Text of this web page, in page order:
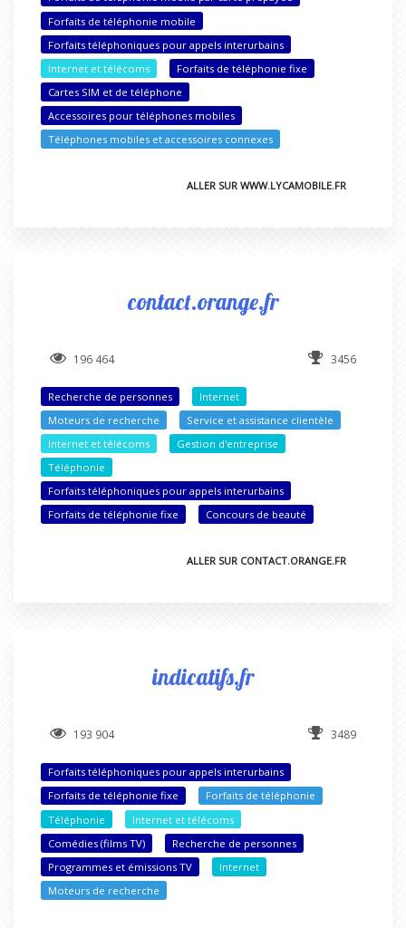
Forfaits de téléphonie mobile
Forfaits téléphoniques pour appels interurbains
Internet et télécoms
Forfaits de téléphonie fixe
Cartes SIM et de téléphone
Accessoires pour téléphones mobiles
Téléphones mobiles et accessoires connexes
ALLER SUR WWW.LYCAMOBILE.FR
contact.orange.fr
196 464 3456
Recherche de personnes
Internet
Moteurs de recherche
Service et assistance clientèle
Internet et télécoms
Gestion d'entreprise
Téléphonie
Forfaits téléphoniques pour appels interurbains
Forfaits de téléphonie fixe
Concours de beauté
ALLER SUR CONTACT.ORANGE.FR
indicatifs.fr
193 904 3489
Forfaits téléphoniques pour appels interurbains
Forfaits de téléphonie fixe
Forfaits de téléphonie
Téléphonie
Internet et télécoms
Comédies (films TV)
Recherche de personnes
Programmes et émissions TV
Internet
Moteurs de recherche